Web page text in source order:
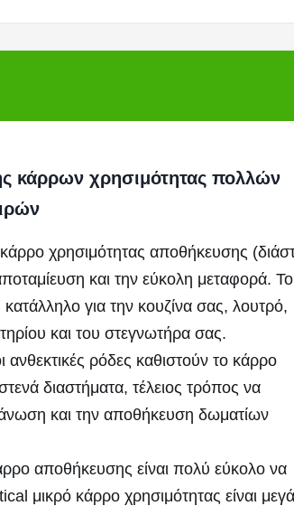
κάρρων χρησιμότητας πολλών
χρησιμότητας αποθήκευσης
και την εύκολη μεταφορά. Το
για την κουζίνα σας, λουτρό,
και του στεγνωτήρα σας.
ρόδες καθιστούν το κάρρο
διαστήματα, τέλειος τρόπος να
και την αποθήκευση δωματίων
αποθήκευσης είναι πολύ εύκολο να
μικρό κάρρο χρησιμότητας είναι